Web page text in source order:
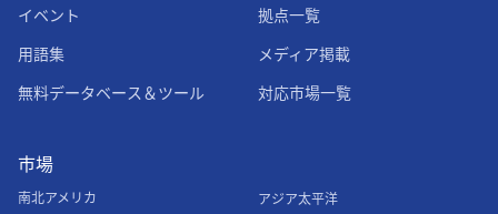
イベント
用語集
無料データベース＆ツール
拠点一覧
メディア掲載
対応市場一覧
市場
南北アメリカ アジア太平洋